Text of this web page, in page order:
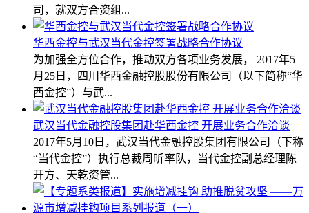
司，就双方合资组...
华西金控与武汉当代金控签署战略合作协议
为加强全方位合作，推动双方各项业务发展， 2017年5
月25日，四川华西金融控股股份有限公司（以下简称“华
西金控”）与武...
武汉当代金融控股集团赴华西金控 开展业务合作洽谈
2017年5月10日，武汉当代金融控股集团有限公司（下称
“当代金控”）执行总裁周昕率队，当代金控副总经理陈
开方、天乾资管...